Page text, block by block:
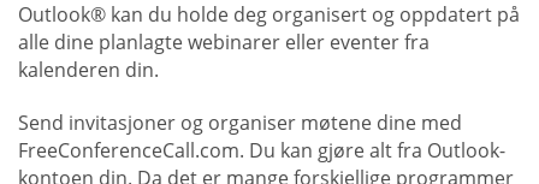
Outlook® kan du holde deg organisert og oppdatert på
alle dine planlagte webinarer eller eventer fra
kalenderen din.
Send invitasjoner og organiser møtene dine med
FreeConferenceCall.com. Du kan gjøre alt fra Outlook-
kontoen din. Da det er mange forskjellige programmer